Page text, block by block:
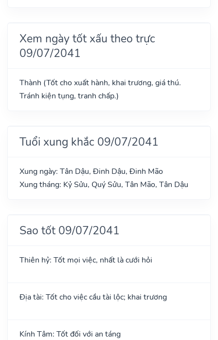
Xem ngày tốt xấu theo trực
09/07/2041
Thành (Tốt cho xuất hành, khai trương, giá thú.
Tránh kiện tụng, tranh chấp.)
Tuổi xung khắc 09/07/2041
Xung ngày: Tân Dậu, Đinh Dậu, Đinh Mão
Xung tháng: Kỷ Sửu, Quý Sửu, Tân Mão, Tân Dậu
Sao tốt 09/07/2041
Thiên hỷ: Tốt mọi việc, nhất là cưới hỏi
Địa tài: Tốt cho việc cầu tài lộc; khai trương
Kính Tâm: Tốt đối với an táng